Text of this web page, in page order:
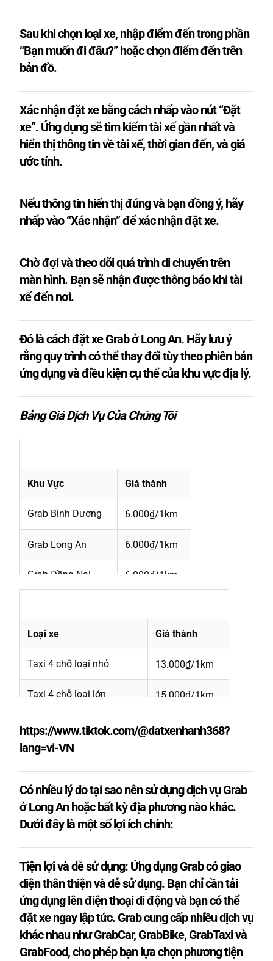
Sau khi chọn loại xe, nhập điểm đến trong phần
“Bạn muốn đi đâu?” hoặc chọn điểm đến trên
bản đồ.
Xác nhận đặt xe bằng cách nhấp vào nút “Đặt
xe”. Ứng dụng sẽ tìm kiếm tài xế gần nhất và
hiển thị thông tin về tài xế, thời gian đến, và giá
ước tính.
Nếu thông tin hiển thị đúng và bạn đồng ý, hãy
nhấp vào “Xác nhận” để xác nhận đặt xe.
Chờ đợi và theo dõi quá trình di chuyển trên
màn hình. Bạn sẽ nhận được thông báo khi tài
xế đến nơi.
Đó là cách đặt xe Grab ở Long An. Hãy lưu ý
rằng quy trình có thể thay đổi tùy theo phiên bản
ứng dụng và điều kiện cụ thể của khu vực địa lý.
Bảng Giá Dịch Vụ Của Chúng Tôi
Khu Vực Giá thành
Grab Bình Dương 6.000₫/1km
Grab Long An 6.000₫/1km
Grab Đồng Nai 6.000₫/1km
Grab Vũng Tàu 6.000₫/1km
Grab Tây Ninh 6.000₫/1km
Loại xe Giá thành
Taxi 4 chỗ loại nhỏ 13.000₫/1km
Taxi 4 chỗ loại lớn 15.000₫/1km
Taxi 7 chỗ MPV cỡ nhỏ 17.000₫/1km
Taxi 7-8 chỗ SUV cỡ lớn
https://www.tiktok.com/@datxenhanh368?
lang=vi-VN
Có nhiều lý do tại sao nên sử dụng dịch vụ Grab
ở Long An hoặc bất kỳ địa phương nào khác.
Dưới đây là một số lợi ích chính:
Tiện lợi và dễ sử dụng: Ứng dụng Grab có giao
diện thân thiện và dễ sử dụng. Bạn chỉ cần tải
ứng dụng lên điện thoại di động và bạn có thể
đặt xe ngay lập tức. Grab cung cấp nhiều dịch vụ
khác nhau như GrabCar, GrabBike, GrabTaxi và
GrabFood, cho phép bạn lựa chọn phương tiện